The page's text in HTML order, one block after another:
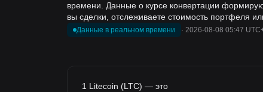
времени. Данные о курсе конвертации
вы сделки, отслеживаете стоимость портфеля
Данные в реальном времени · 2026-08-08 05:47
1 Litecoin (LTC) — это